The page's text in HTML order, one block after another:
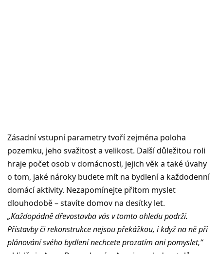
Zásadní vstupní parametry tvoří zejména poloha
pozemku, jeho svažitost a velikost. Další důležitou roli
hraje počet osob v domácnosti, jejich věk a také úvahy
o tom, jaké nároky budete mít na bydlení a každodenní
domácí aktivity. Nezapomínejte přitom myslet
dlouhodobě – stavíte domov na desítky let.
„Každopádně dřevostavba vás v tomto ohledu podrží.
Přístavby či rekonstrukce nejsou překážkou, i když na ně při
plánování svého bydlení nechcete prozatím ani pomyslet,“